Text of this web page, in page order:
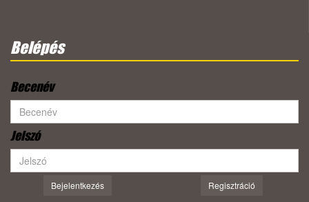
Belépés
Becenév
Jelszó
Bejelentkezés Regisztráció